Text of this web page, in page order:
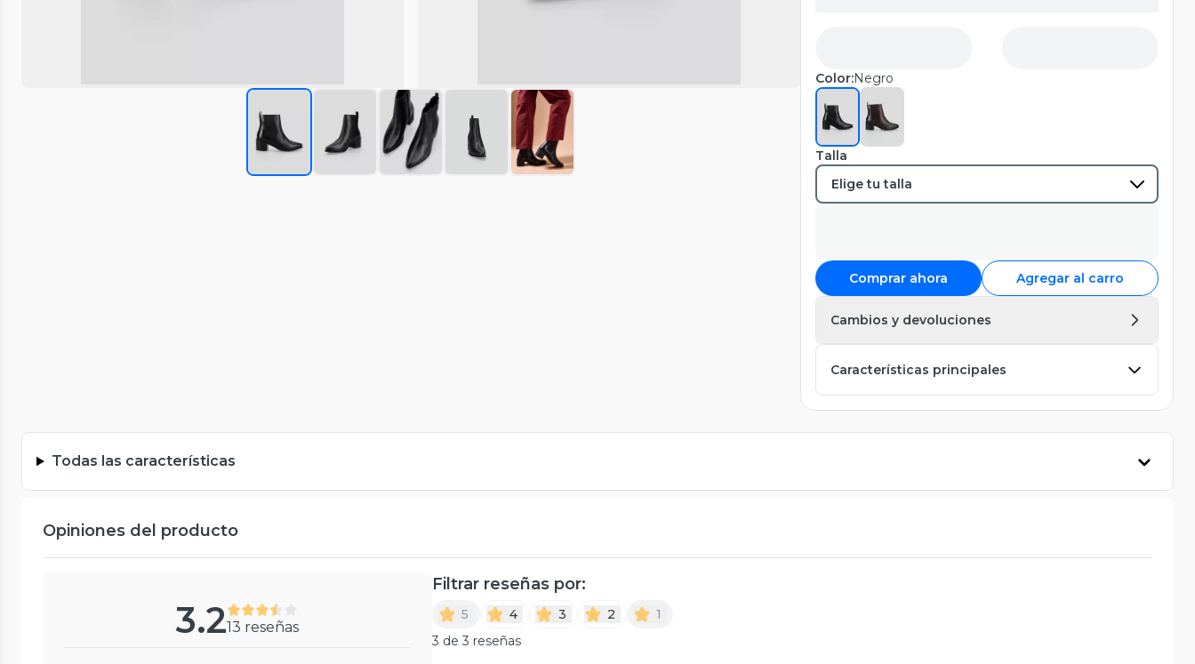
Color:Negro
Talla
Comprar ahora Agregar al carro
Cambios y devoluciones
Características principales
Todas las características
Opiniones del producto
3.213 reseñas
Filtrar reseñas por:
5 4 3 2
1
3 de 3 reseñas